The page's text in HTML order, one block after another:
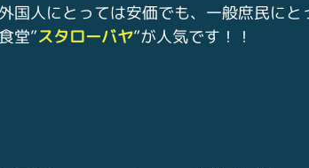
国人にとっては安価でも、一般庶民にと
堂”スタローバヤ”が人気です！！